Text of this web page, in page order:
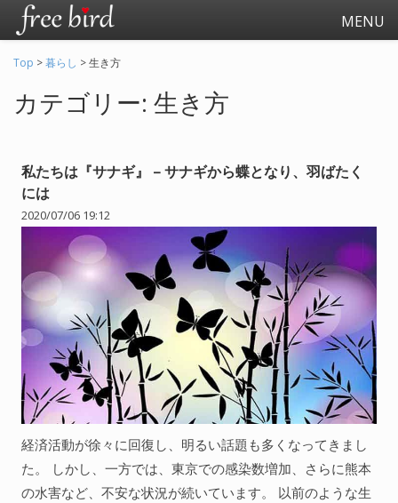
MENU
起業
会社生活
会社の仕事全般
会社の人間関係
退職関連
人間関係全般
衣食住
生き方
Top >暮らし >生き方
カテゴリー: 生き方
私たちは『サナギ』 – サナギから蝶となり、羽ばたく
には
2020/07/06 19:12
経済活動が徐々に回復し、明るい話題も多くなってきまし
た。 しかし、一方では、東京での感染数増加、さらに熊本
の水害など、不安な状況が続いています。 以前のような生